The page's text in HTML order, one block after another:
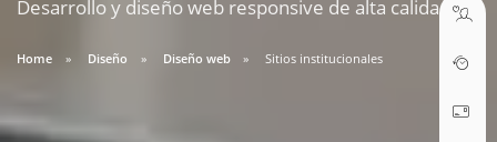
Desarrollo y diseño web responsive de alta calidad.
Home Diseño Diseño web Sitios institucionales